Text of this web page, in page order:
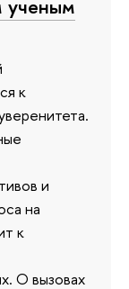
ученым
к
и
на
к
О вызовах